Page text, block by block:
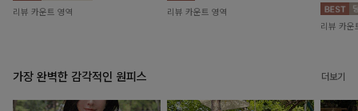
리뷰 카운트 영역 리뷰 카운트 영역
리뷰 카운
가장 완벽한 감각적인 원피스 더보기